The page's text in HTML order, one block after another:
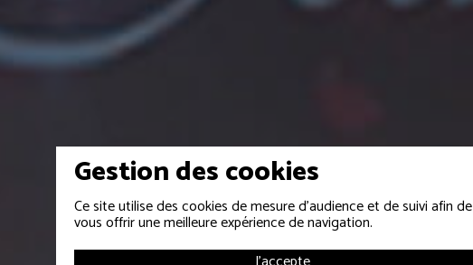
EVÉNEMENTS PUBLICS
Gestion des cookies
Ce site utilise des cookies de mesure d'audience et de suivi afin de
vous offrir une meilleure expérience de navigation.